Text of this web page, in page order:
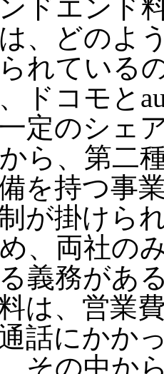
ドエンド
、どのよ
れている
ドコモと
定のシェ
ら、第二
を持つ事
が掛けら
、両社の
義務があ
は、営業
話にかか
その中か